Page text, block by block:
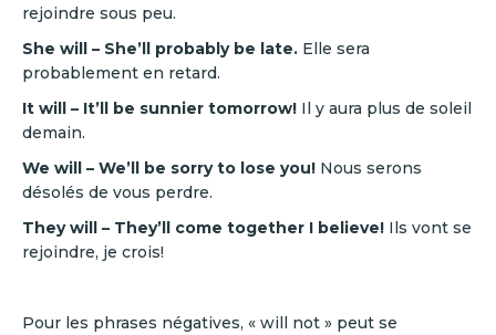
rejoindre sous peu.
She will – She’ll probably be late. Elle sera
probablement en retard.
It will – It’ll be sunnier tomorrow! Il y aura plus de soleil
demain.
We will – We’ll be sorry to lose you! Nous serons
désolés de vous perdre.
They will – They’ll come together I believe! Ils vont se
rejoindre, je crois!
Pour les phrases négatives, « will not » peut se